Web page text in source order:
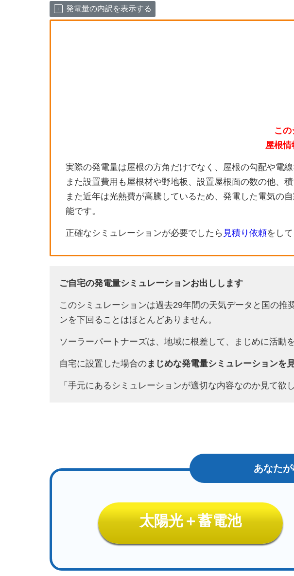
発電量の内訳を表示する
こ
屋根
実際の発電量は屋根の方角だけでなく、屋根の勾配や電
また設置費用も屋根材や野地板、設置屋根面の数の他、
また近年は光熱費が高騰しているため、発電した電気の
能です。
正確なシミュレーションが必要でしたら 見積り依頼をして
ご自宅の発電量シミュレーションお出しします
このシミュレーションは過去29年間の天気データと国の
ンを下回ることはほとんどありません。
ソーラーパートナーズは、地域に根差して、まじめに活動
自宅に設置した場合のまじめな発電量シミュレーションを
「手元にあるシミュレーションが適切な内容なのか見て欲
太陽光＋蓄電池